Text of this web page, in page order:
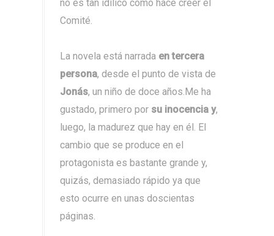
no es tan idílico como hace creer el
Comité.
La novela está narrada en tercera
persona, desde el punto de vista de
Jonás, un niño de doce años.Me ha
gustado, primero por su inocencia y,
luego, la madurez que hay en él. El
cambio que se produce en el
protagonista es bastante grande y,
quizás, demasiado rápido ya que
esto ocurre en unas doscientas
páginas.